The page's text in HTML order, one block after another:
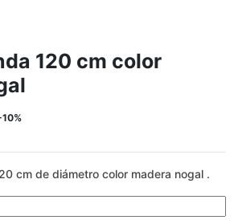
120 cm color
cm de diámetro color madera nogal .